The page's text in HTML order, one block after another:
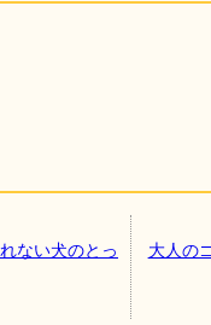
ない犬のとっ
大人の